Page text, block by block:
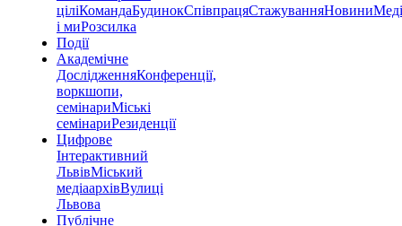
ціліКомандаБудинокСпівпрацяСтажуванняНовини
і миРозсилка
Події
Академічне
ДослідженняКонференції,
воркшопи,
семінариМіські
семінариРезиденції
Цифрове
Інтерактивний
ЛьвівМіський
медіаархівВулиці
Львова
Публічне